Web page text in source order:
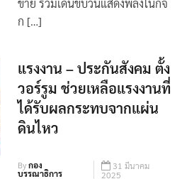
สหภาพคนทำงานและภาคีเครือ
แรงงาน – ประกันสังคม ตั้ง
วอร์รูม ช่วยเหลือแรงงานที่
ได้รับผลกระทบจากแผ่น
ดินไหว